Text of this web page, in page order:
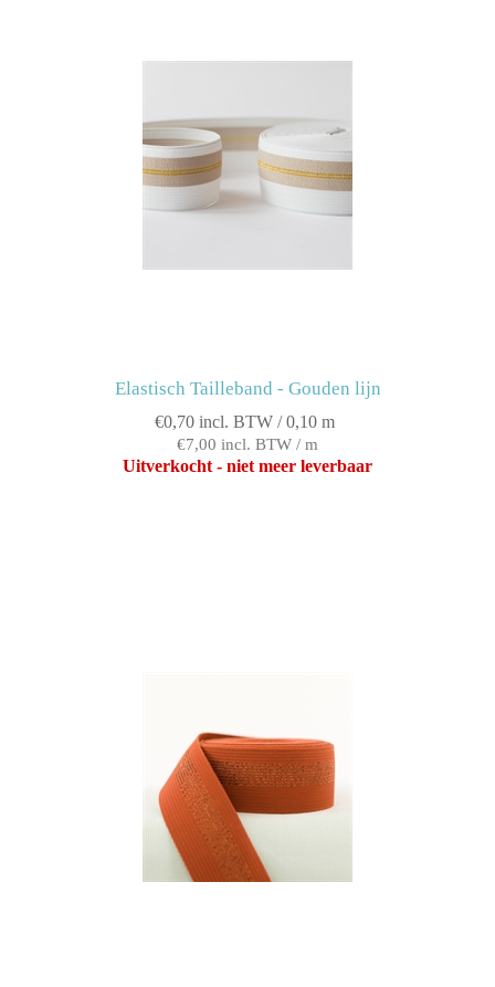
Elastisch Tailleband - Gouden lijn
€0,70 incl. BTW / 0,10 m
€7,00 incl. BTW / m
Uitverkocht - niet meer leverbaar